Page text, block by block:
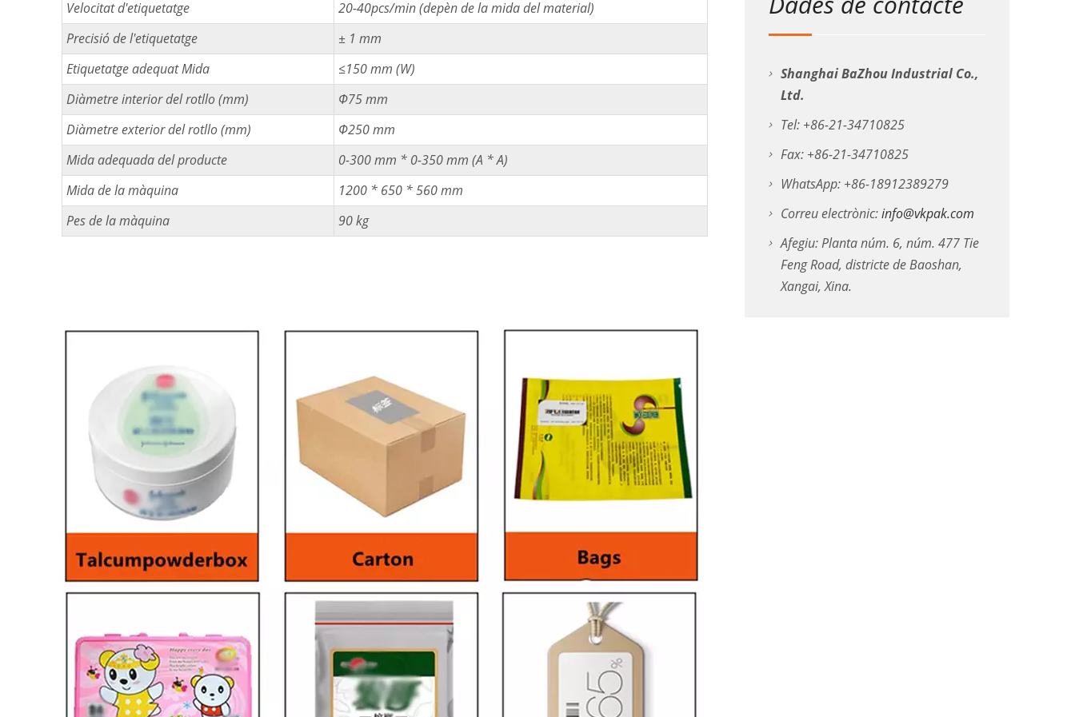
Velocitat d'etiquetatge
20-40pcs/min (depèn de la mida del material)
Precisió de l'etiquetatge
± 1 mm
Etiquetatge adequat Mida
≤150 mm (W)
Diàmetre interior del rotllo (mm)
Φ75 mm
Diàmetre exterior del rotllo (mm)
Φ250 mm
Mida adequada del producte
0-300 mm * 0-350 mm (A * A)
Mida de la màquina
1200 * 650 * 560 mm
Pes de la màquina
90 kg
Shanghai BaZhou Industrial Co.,
Ltd.
Tel: +86-21-34710825
Fax: +86-21-34710825
WhatsApp: +86-18912389279
Correu electrònic:info@vkpak.com
Afegiu: Planta núm. 6, núm. 477 Tie
Feng Road, districte de Baoshan,
Xangai, Xina.